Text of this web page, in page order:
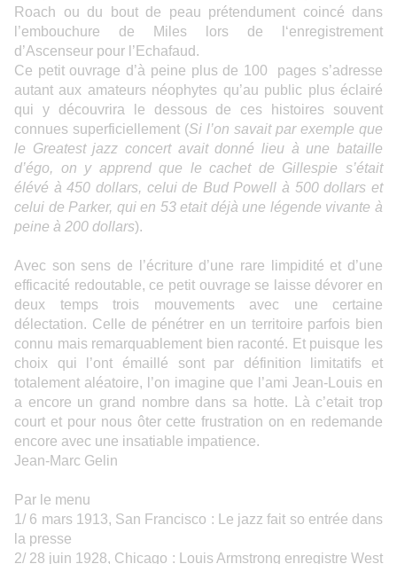
Roach ou du bout de peau prétendument coincé dans
l’embouchure de Miles lors de l‘enregistrement
d’Ascenseur pour l’Echafaud.
Ce petit ouvrage d’à peine plus de 100 pages s’adresse
autant aux amateurs néophytes qu’au public plus éclairé
qui y découvrira le dessous de ces histoires souvent
connues superficiellement (Si l’on savait par exemple que
le Greatest jazz concert avait donné lieu à une bataille
d’égo, on y apprend que le cachet de Gillespie s’était
élévé à 450 dollars, celui de Bud Powell à 500 dollars et
celui de Parker, qui en 53 etait déjà une légende vivante à
peine à 200 dollars).
Avec son sens de l’écriture d’une rare limpidité et d’une
efficacité redoutable, ce petit ouvrage se laisse dévorer en
deux temps trois mouvements avec une certaine
délectation. Celle de pénétrer en un territoire parfois bien
connu mais remarquablement bien raconté. Et puisque les
choix qui l’ont émaillé sont par définition limitatifs et
totalement aléatoire, l’on imagine que l’ami Jean-Louis en
a encore un grand nombre dans sa hotte. Là c’etait trop
court et pour nous ôter cette frustration on en redemande
encore avec une insatiable impatience.
Jean-Marc Gelin
Par le menu
1/ 6 mars 1913, San Francisco : Le jazz fait so entrée dans
la presse
2/ 28 juin 1928, Chicago : Louis Armstrong enregistre West